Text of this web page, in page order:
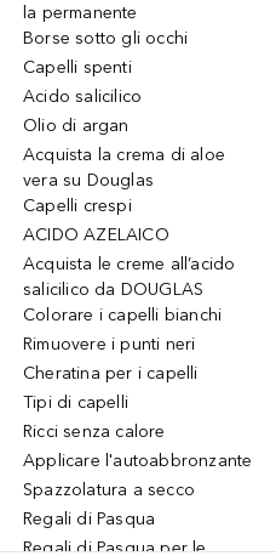
la permanente
Borse sotto gli occhi
Capelli spenti
Acido salicilico
Olio di argan
Acquista la crema di aloe
vera su Douglas
Capelli crespi
ACIDO AZELAICO
Acquista le creme all’acido
salicilico da DOUGLAS
Colorare i capelli bianchi
Rimuovere i punti neri
Cheratina per i capelli
Tipi di capelli
Ricci senza calore
Applicare l'autoabbronzante
Spazzolatura a secco
Regali di Pasqua
Regali di Pasqua per le